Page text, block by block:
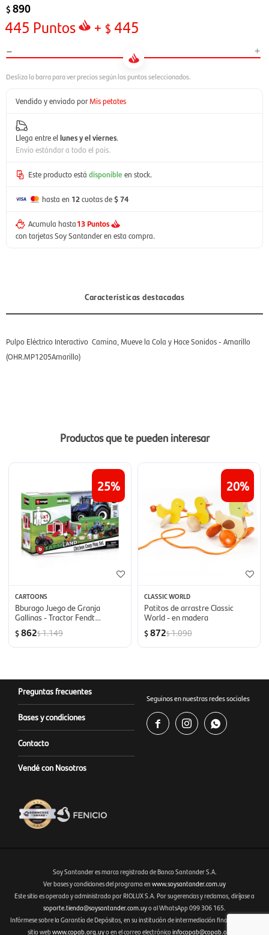
$ 890
445 Puntos + $ 445
- +
Vendido y enviado porMis petates
Llega entre el lunes y el viernes.
Envío estándar a todo el país.
Este producto está disponible en stock.
hasta en 12cuotas de$ 74
Acumula hasta13 Puntos
con tarjetas Soy Santander en esta compra.
Características destacadas
Pulpo Eléctrico Interactivo  Camina, Mueve la Cola y Hace Sonidos - Amarillo
(OHR.MP1205Amarillo)
Productos que te pueden interesar
25
CARTOONS
Bburago Juego de Granja
Gallinas - Tractor Fendt
FarmLand
$862$1.149
20
CLASSIC WORLD
Patitos de arrastre Classic
World - en madera
$872$1.090
Preguntas frecuentes
Bases y condiciones
Contacto
Vendé con Nosotros
Seguinos en nuestras redes sociales
  
Fenicio eCommerce Uruguay
Soy Santander es marca registrada de Banco Santander S.A.
Ver bases y condiciones del programa en www.soysantander.com.uy
Este sitio es operado y administrado por RIOLUX S.A. Por sugerencias y reclamos, diríjase a
soporte.tienda@soysantander.com.uyo al WhatsApp 099 306 165.
Infórmese sobre la Garantía de Depósitos, en su institución de intermediación financiera, en el
sitio webwww.copab.org.uyo en el correo electrónicoinfocopab@copab.org.uy